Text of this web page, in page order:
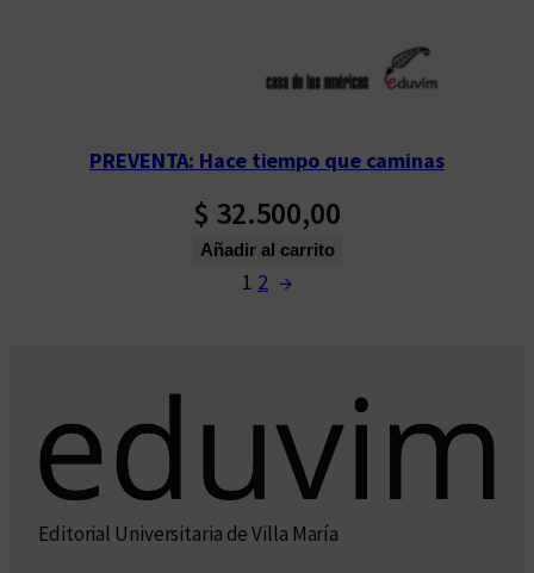
PREVENTA: Hace tiempo que caminas
$ 32.500,00
Añadir al carrito
1 2 →
Editorial Universitaria de Villa María